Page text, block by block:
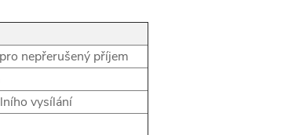
nepřerušený příjem
vysílání